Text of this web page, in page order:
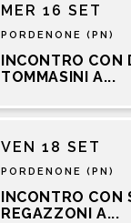
MER 16 SET
PORDENONE (PN)
INCONTRO CON
TOMMASINI A...
VEN 18 SET
PORDENONE (PN)
INCONTRO CON
REGAZZONI A...